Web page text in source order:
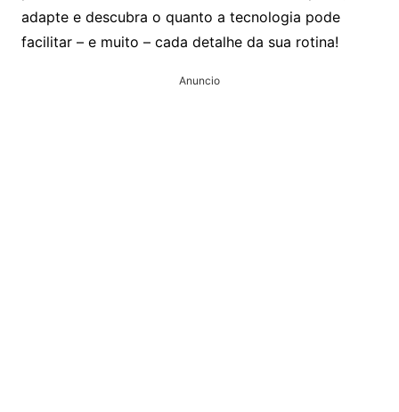
adapte e descubra o quanto a tecnologia pode
facilitar – e muito – cada detalhe da sua rotina!
Anuncio